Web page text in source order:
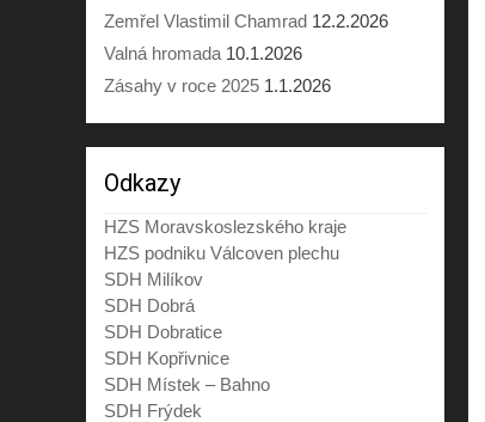
Zemřel Vlastimil Chamrad 12.2.2026
Valná hromada 10.1.2026
Zásahy v roce 2025 1.1.2026
Odkazy
HZS Moravskoslezského kraje
HZS podniku Válcoven plechu
SDH Milíkov
SDH Dobrá
SDH Dobratice
SDH Kopřivnice
SDH Místek – Bahno
SDH Frýdek